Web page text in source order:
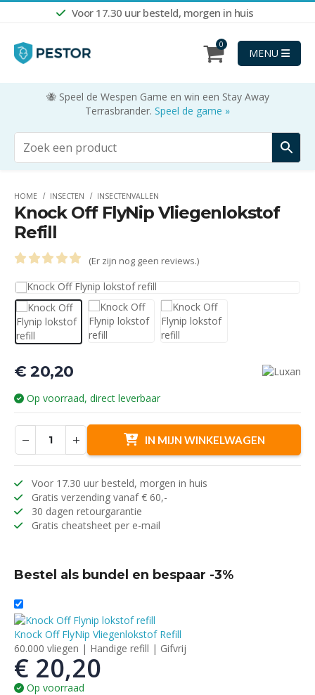
Voor 17.30 uur besteld, morgen in huis
0
MENU
🐝 Speel de Wespen Game en win een Stay Away
Terrasbrander. Speel de game »
HOME INSECTEN INSECTENVALLEN
Knock Off FlyNip Vliegenlokstof
Refill
(Er zijn nog geen reviews.)
€20,20
Op voorraad, direct leverbaar
IN MIJN WINKELWAGEN
Voor 17.30 uur besteld, morgen in huis
Gratis verzending vanaf € 60,-
30 dagen retourgarantie
Gratis cheatsheet per e-mail
Bestel als bundel en bespaar -3%
Knock Off FlyNip Vliegenlokstof Refill
60.000 vliegen | Handige refill | Gifvrij
€ 20,20
Op voorraad